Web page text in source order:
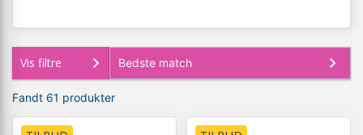
Vis filtre
Fandt 61 produkter